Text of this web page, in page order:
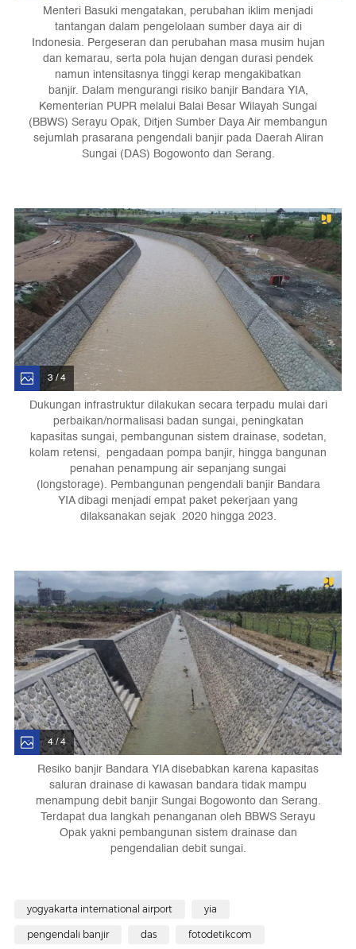
Menteri Basuki mengatakan, perubahan iklim menjadi
tantangan dalam pengelolaan sumber daya air di
Indonesia. Pergeseran dan perubahan masa musim hujan
dan kemarau, serta pola hujan dengan durasi pendek
namun intensitasnya tinggi kerap mengakibatkan
banjir. Dalam mengurangi risiko banjir Bandara YIA,
Kementerian PUPR melalui Balai Besar Wilayah Sungai
(BBWS) Serayu Opak, Ditjen Sumber Daya Air membangun
sejumlah prasarana pengendali banjir pada Daerah Aliran
Sungai (DAS) Bogowonto dan Serang.
3 / 4
Dukungan infrastruktur dilakukan secara terpadu mulai dari
perbaikan/normalisasi badan sungai, peningkatan
kapasitas sungai, pembangunan sistem drainase, sodetan,
kolam retensi, pengadaan pompa banjir, hingga bangunan
penahan penampung air sepanjang sungai
(longstorage). Pembangunan pengendali banjir Bandara
YIA dibagi menjadi empat paket pekerjaan yang
dilaksanakan sejak 2020 hingga 2023.
4 / 4
Resiko banjir Bandara YIA disebabkan karena kapasitas
saluran drainase di kawasan bandara tidak mampu
menampung debit banjir Sungai Bogowonto dan Serang.
Terdapat dua langkah penanganan oleh BBWS Serayu
Opak yakni pembangunan sistem drainase dan
pengendalian debit sungai.
yogyakarta international airport yia
pengendali banjir das fotodetikcom